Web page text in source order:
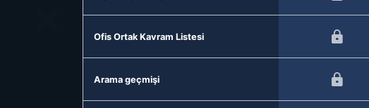
Ofis Ortak Kavram Listesi
Arama geçmişi